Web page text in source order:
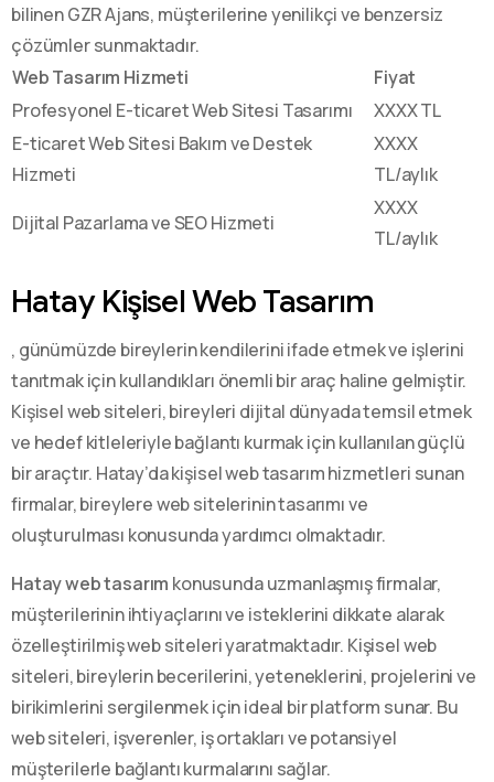
bilinen GZR Ajans, müşterilerine yenilikçi ve benzersiz
çözümler sunmaktadır.
Web Tasarım Hizmeti
Fiyat
Profesyonel E-ticaret Web Sitesi Tasarımı
XXXX TL
E-ticaret Web Sitesi Bakım ve Destek
Hizmeti
XXXX
TL/aylık
Dijital Pazarlama ve SEO Hizmeti
XXXX
TL/aylık
Hatay Kişisel Web Tasarım
, günümüzde bireylerin kendilerini ifade etmek ve işlerini
tanıtmak için kullandıkları önemli bir araç haline gelmiştir.
Kişisel web siteleri, bireyleri dijital dünyada temsil etmek
ve hedef kitleleriyle bağlantı kurmak için kullanılan güçlü
bir araçtır. Hatay’da kişisel web tasarım hizmetleri sunan
firmalar, bireylere web sitelerinin tasarımı ve
oluşturulması konusunda yardımcı olmaktadır.
Hatay web tasarım konusunda uzmanlaşmış firmalar,
müşterilerinin ihtiyaçlarını ve isteklerini dikkate alarak
özelleştirilmiş web siteleri yaratmaktadır. Kişisel web
siteleri, bireylerin becerilerini, yeteneklerini, projelerini ve
birikimlerini sergilenmek için ideal bir platform sunar. Bu
web siteleri, işverenler, iş ortakları ve potansiyel
müşterilerle bağlantı kurmalarını sağlar.